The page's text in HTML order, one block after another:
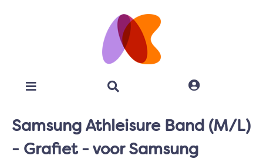
Samsung Athleisure Band (M/L)
- Grafiet - voor Samsung